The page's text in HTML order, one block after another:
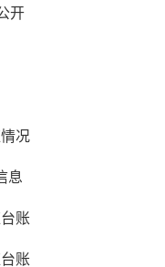
开
况
息
账
账